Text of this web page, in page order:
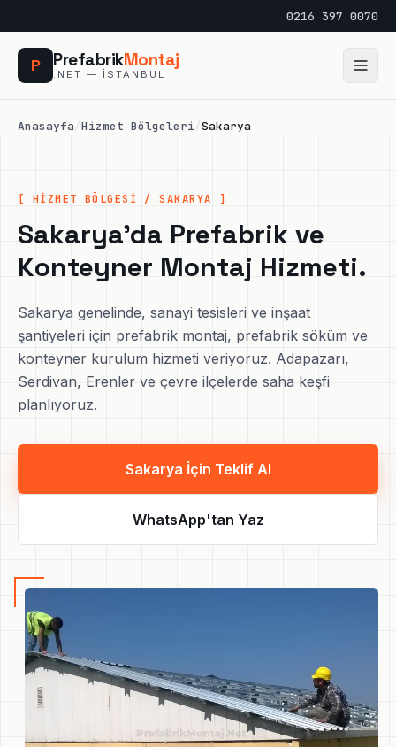
0216 397 0070
P PrefabrikMontaj
.NET — İSTANBUL
Anasayfa/Hizmet Bölgeleri/Sakarya
[ HİZMET BÖLGESİ / SAKARYA ]
Sakarya'da Prefabrik ve
Konteyner Montaj Hizmeti.
Sakarya genelinde, sanayi tesisleri ve inşaat
şantiyeleri için prefabrik montaj, prefabrik söküm ve
konteyner kurulum hizmeti veriyoruz. Adapazarı,
Serdivan, Erenler ve çevre ilçelerde saha keşfi
planlıyoruz.
Sakarya İçin Teklif Al
WhatsApp'tan Yaz